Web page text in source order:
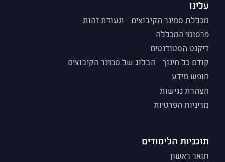
עלינו
מכללת סמינר הקיבוצים - תעודת זהות
פרסומי המכללה
דיקנט הסטודנטים
קודם כל חינוך - הבלוג של סמינר הקיבוצים
חופש מידע
הצהרת נגישות
מדיניות הפרטיות
תוכניות הלימודים
תואר ראשון